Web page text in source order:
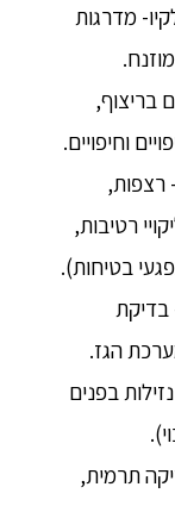
מדרגות
בריצוף,
וחיפויים.
רצפות,
רטיבות,
בטיחות).
בדיקת
הגז.
בפנים
תרמית,